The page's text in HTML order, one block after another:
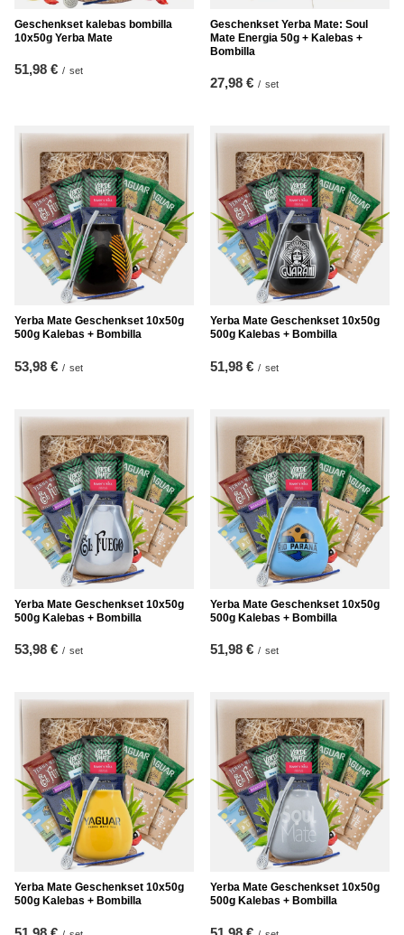
Geschenkset kalebas bombilla
10x50g Yerba Mate
51,98 € / set
Geschenkset Yerba Mate: Soul
Mate Energia 50g + Kalebas +
Bombilla
27,98 € / set
Yerba Mate Geschenkset 10x50g
500g Kalebas + Bombilla
53,98 € / set
Yerba Mate Geschenkset 10x50g
500g Kalebas + Bombilla
51,98 € / set
Yerba Mate Geschenkset 10x50g
500g Kalebas + Bombilla
53,98 € / set
Yerba Mate Geschenkset 10x50g
500g Kalebas + Bombilla
51,98 € / set
Yerba Mate Geschenkset 10x50g
500g Kalebas + Bombilla
Yerba Mate Geschenkset 10x50g
500g Kalebas + Bombilla